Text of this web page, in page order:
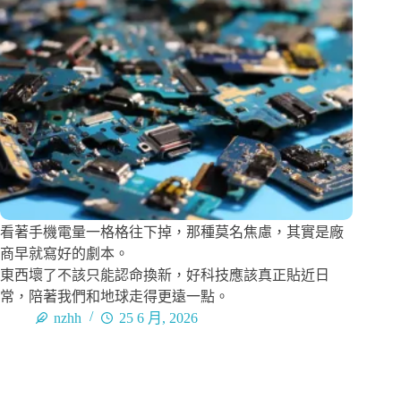
看著手機電量一格格往下掉，那種莫名焦慮，其實是廠
商早就寫好的劇本。
東西壞了不該只能認命換新，好科技應該真正貼近日
常，陪著我們和地球走得更遠一點。
nzhh
25 6 月, 2026